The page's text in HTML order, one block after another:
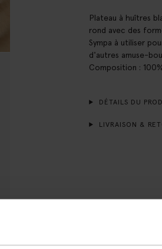
Plateau à huîtres
rond avec des
Sympa à utiliser
d'autres amuse-
Composition :
DÉTAILS DU
LIVRAISON &